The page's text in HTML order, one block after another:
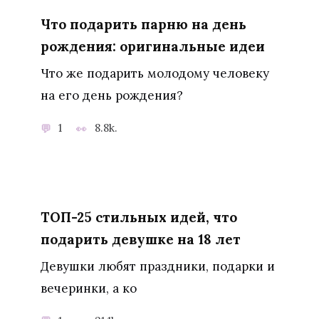
Что подарить парню на день
рождения: оригинальные идеи
Что же подарить молодому человеку
на его день рождения?
1 8.8k.
ТОП-25 стильных идей, что
подарить девушке на 18 лет
Девушки любят праздники, подарки и
вечеринки, а ко